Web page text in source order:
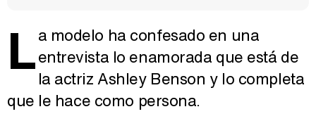
La modelo ha confesado en una
entrevista lo enamorada que está de
la actriz Ashley Benson y lo completa
que le hace como persona.